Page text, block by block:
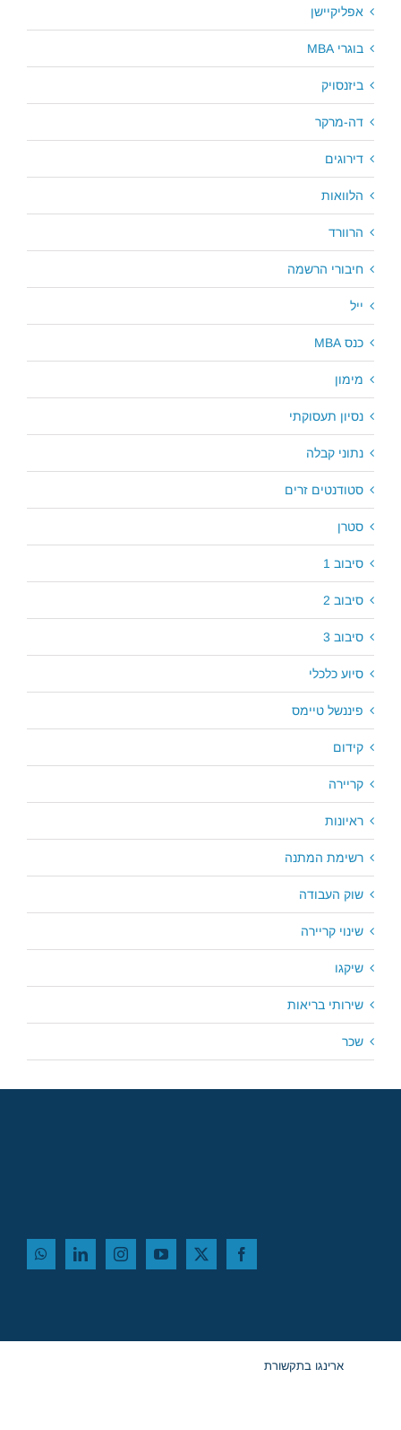
אפליקיישן
בוגרי MBA
ביזנסויק
דה-מרקר
דירוגים
הלוואות
הרוורד
חיבורי הרשמה
ייל
כנס MBA
מימון
נסיון תעסוקתי
נתוני קבלה
סטודנטים זרים
סטרן
סיבוב 1
סיבוב 2
סיבוב 3
סיוע כלכלי
פיננשל טיימס
קידום
קריירה
ראיונות
רשימת המתנה
שוק העבודה
שינוי קריירה
שיקגו
שירותי בריאות
שכר
ארינגו בתקשורת